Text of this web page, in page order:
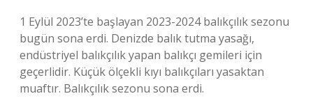
1 Eylül 2023’te başlayan 2023-2024 balıkçılık sezonu
bugün sona erdi. Denizde balık tutma yasağı,
endüstriyel balıkçılık yapan balıkçı gemileri için
geçerlidir. Küçük ölçekli kıyı balıkçıları yasaktan
muaftır. Balıkçılık sezonu sona erdi.